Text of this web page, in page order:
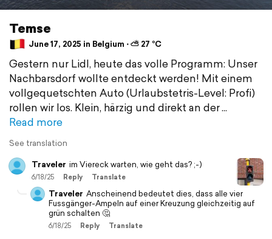
Temse
June 17, 2025 in Belgium ⋅ ⛅ 27 °C
Gestern nur Lidl, heute das volle Programm: Unser
Nachbarsdorf wollte entdeckt werden! Mit einem
vollgequetschten Auto (Urlaubstetris-Level: Profi)
rollen wir los. Klein, härzig und direkt an der
Read more
See translation
Traveler im Viereck warten, wie geht das? ;-)
6/18/25 Reply Translate
Traveler Anscheinend bedeutet dies, dass alle vier
Fussgänger-Ampeln auf einer Kreuzung gleichzeitig auf
grün schalten 🤔
6/18/25 Reply Translate